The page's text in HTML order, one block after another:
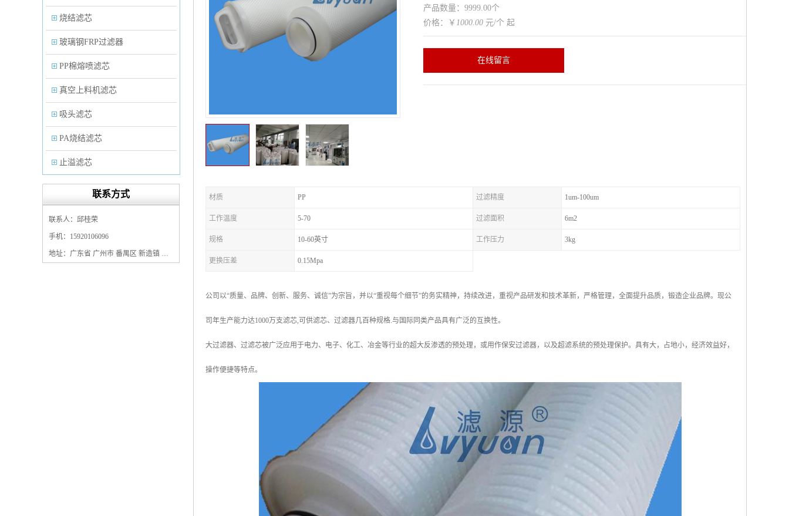
烧结滤芯
玻璃钢FRP过滤器
PP棉熔喷滤芯
真空上料机滤芯
吸头滤芯
PA烧结滤芯
止溢滤芯
PP塑料过滤器
保安过滤器滤芯
联系方式
联系人：邱桂荣
手机：15920106096
地址：广东省 广州市 番禺区 新造镇 新造镇石角咀街4号三楼之一
产品数量：9999.00个
价格：￥ 1000.00 元/个 起
在线留言
材质 PP 过滤精度 1um-100um
工作温度 5-70 过滤面积 6m2
规格 10-60英寸 工作压力 3kg
更换压差 0.15Mpa
公司以“质量、品牌、创新、服务、诚信”为宗旨，并以“重视每个细节”的务实精神，持续改进，重视产品研发和技术革新，严格管理，全面提升品质，锻造企业品牌。现公
司年生产能力达1000万支滤芯,可供滤芯、过滤器几百种规格.与国际同类产品具有广泛的互换性。
大过滤器、过滤芯被广泛应用于电力、电子、化工、冶金等行业的超大反渗透的预处理，或用作保安过滤器，以及超滤系统的预处理保护。具有大，占地小，经济效益好，
操作便捷等特点。